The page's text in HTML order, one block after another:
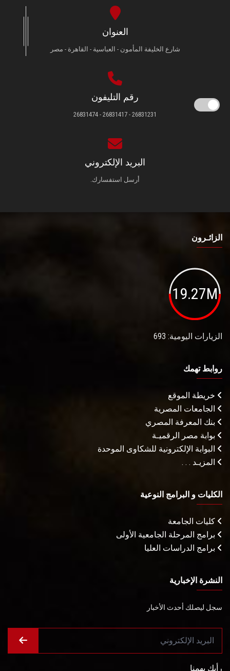
العنوان
شارع الخليفة المأمون - العباسية - القاهرة - مصر
رقم التليفون
26831231 - 26831417 - 26831474
البريد الإلكتروني
أرسل استفسارك.
الزائـرون
19.27M
الزيارات اليومية: 693
روابط تهمك
خريطة الموقع
الجامعات المصرية
بنك المعرفة المصري
بوابة مصر الرقميـة
البوابة الإلكترونية للشكاوى الموحدة
المزيـد . . .
الكليات و البرامج النوعية
كليات الجامعة
برامج المرحلة الجامعية الأولى
برامج الدراسات العليا
النشرة الإخبارية
سجل ليصلك أحدث الأخبار
رأيك يهمنا